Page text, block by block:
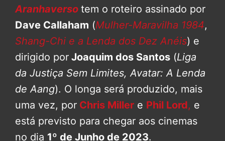
Aranhaverso tem o roteiro assinado por
Dave Callaham (Mulher-Maravilha 1984,
Shang-Chi e a Lenda dos Dez Anéis) e
dirigido por Joaquim dos Santos (Liga
da Justiça Sem Limites, Avatar: A Lenda
de Aang). O longa será produzido, mais
uma vez, por Chris Miller e Phil Lord, e
está previsto para chegar aos cinemas
no dia 1º de Junho de 2023.